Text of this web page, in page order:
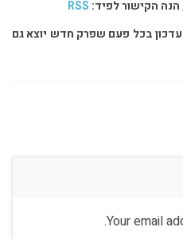
הנה הקישור לפיד: RSS
בכל פעם שפרק חדש יוצא גם
Your email